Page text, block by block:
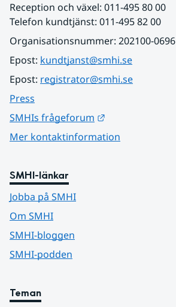
Reception och växel: 011-495 80 00
Telefon kundtjänst: 011-495 82 00
Organisationsnummer: 202100-0696
Epost: kundtjanst@smhi.se
Epost: registrator@smhi.se
Press
SMHIs frågeforum
Mer kontaktinformation
SMHI-länkar
Jobba på SMHI
Om SMHI
SMHI-bloggen
SMHI-podden
Teman